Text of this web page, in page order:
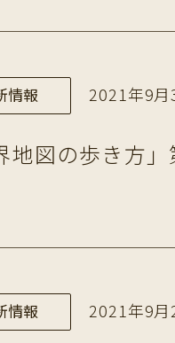
情報 2021年9
地図の歩き方
情報 2021年9